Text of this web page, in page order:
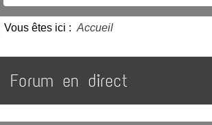
Vous êtes ici :Accueil
Forum en direct